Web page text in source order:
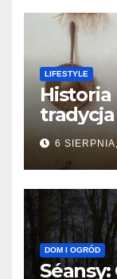
LIFESTYLE
Historia
twórcze
6
DOM I OGRÓD
Séansy: